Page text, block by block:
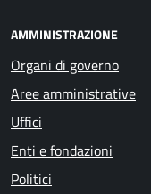
AMMINISTRAZIONE
Organi di governo
Aree amministrative
Uffici
Enti e fondazioni
Politici